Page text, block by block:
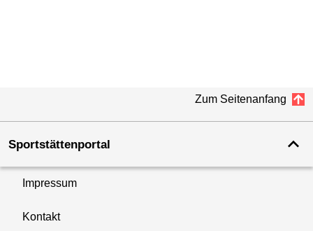
Zum Seitenanfang
Sportstättenportal
Impressum
Kontakt